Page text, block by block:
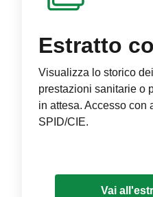
Estratto
Visualizza lo storico
prestazioni sanitarie o
in attesa. Accesso con
SPID/CIE.
Vai